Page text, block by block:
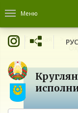
Меню
РУС
Главная